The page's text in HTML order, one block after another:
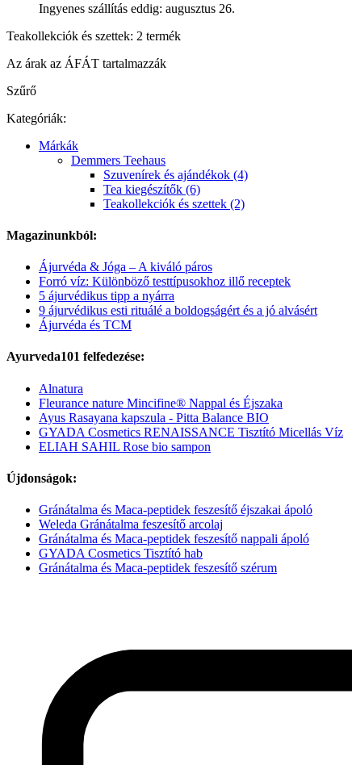
Ingyenes szállítás eddig: augusztus 26.
Teakollekciók és szettek: 2 termék
Az árak az ÁFÁT tartalmazzák
Szűrő
Kategóriák:
Márkák
Demmers Teehaus
Szuvenírek és ajándékok (4)
Tea kiegészítők (6)
Teakollekciók és szettek (2)
Magazinunkból:
Ájurvéda & Jóga – A kiváló páros
Forró víz: Különböző testtípusokhoz illő receptek
5 ájurvédikus tipp a nyárra
9 ájurvédikus esti rituálé a boldogságért és a jó alvásért
Ájurvéda és TCM
Ayurveda101 felfedezése:
Alnatura
Fleurance nature Mincifine® Nappal és Éjszaka
Ayus Rasayana kapszula - Pitta Balance BIO
GYADA Cosmetics RENAISSANCE Tisztító Micellás Víz
ELIAH SAHIL Rose bio sampon
Újdonságok:
Gránátalma és Maca-peptidek feszesítő éjszakai ápoló
Weleda Gránátalma feszesítő arcolaj
Gránátalma és Maca-peptidek feszesítő nappali ápoló
GYADA Cosmetics Tisztító hab
Gránátalma és Maca-peptidek feszesítő szérum